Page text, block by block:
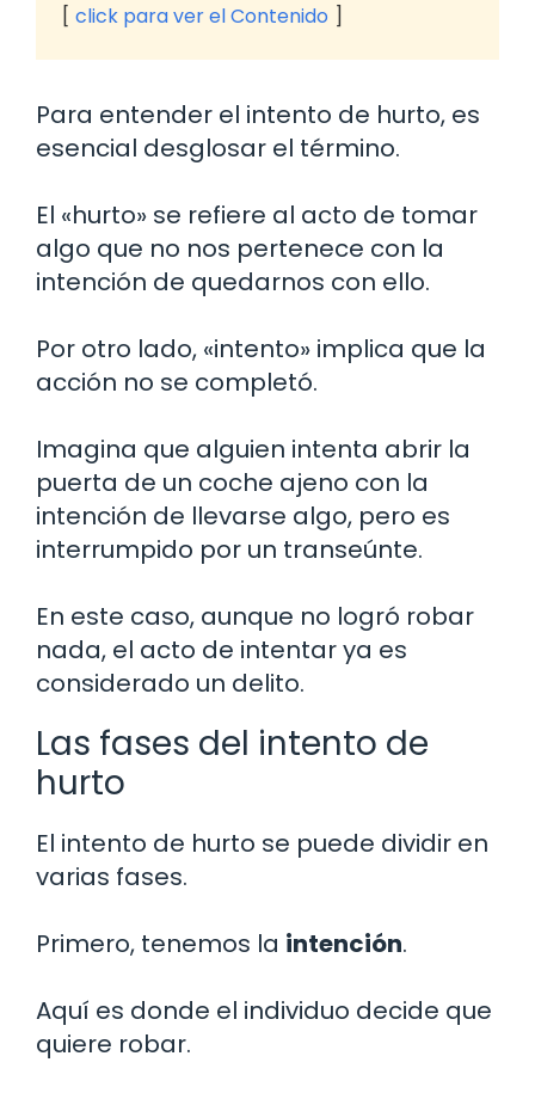
click para ver el Contenido
Para entender el intento de hurto, es
esencial desglosar el término.
El «hurto» se refiere al acto de tomar
algo que no nos pertenece con la
intención de quedarnos con ello.
Por otro lado, «intento» implica que la
acción no se completó.
Imagina que alguien intenta abrir la
puerta de un coche ajeno con la
intención de llevarse algo, pero es
interrumpido por un transeúnte.
En este caso, aunque no logró robar
nada, el acto de intentar ya es
considerado un delito.
Las fases del intento de
hurto
El intento de hurto se puede dividir en
varias fases.
Primero, tenemos la intención.
Aquí es donde el individuo decide que
quiere robar.